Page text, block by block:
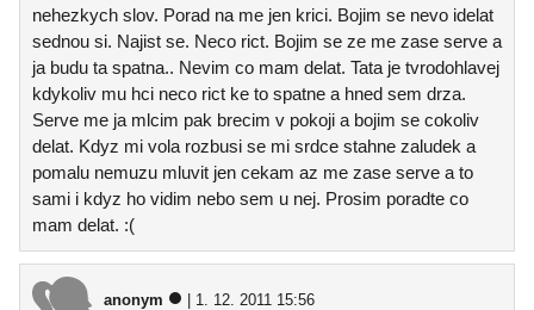
nehezkych slov. Porad na me jen krici. Bojim se nevo idelat
sednou si. Najist se. Neco rict. Bojim se ze me zase serve a
ja budu ta spatna.. Nevim co mam delat. Tata je tvrodohlavej
kdykoliv mu hci neco rict ke to spatne a hned sem drza.
Serve me ja mlcim pak brecim v pokoji a bojim se cokoliv
delat. Kdyz mi vola rozbusi se mi srdce stahne zaludek a
pomalu nemuzu mluvit jen cekam az me zase serve a to
sami i kdyz ho vidim nebo sem u nej. Prosim poradte co
mam delat. :(
anonym | 1. 12. 2011 15:56